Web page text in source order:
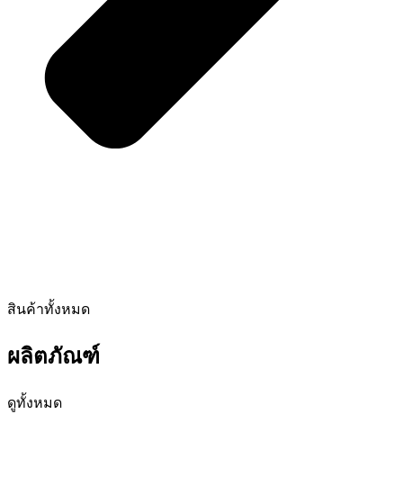
สินค้าทั้งหมด
ผลิตภัณฑ์
ดูทั้งหมด